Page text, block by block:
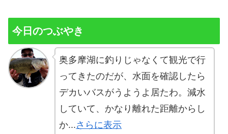
今日のつぶやき
奥多摩湖に釣りじゃなくて観光で行
ってきたのだが、水面を確認したら
デカいバスがうようよ居たわ。減水
していて、かなり離れた距離からし
か...さらに表示